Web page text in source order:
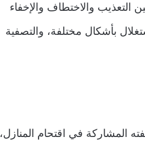
التعذيب والاختطاف والإخفاء
بأشكال مختلفة، والتصفية
المشاركة في اقتحام المنازل،